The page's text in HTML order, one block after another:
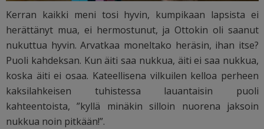
Kerran kaikki meni tosi hyvin, kumpikaan lapsista ei
herättänyt mua, ei hermostunut, ja Ottokin oli saanut
nukuttua hyvin. Arvatkaa moneltako heräsin, ihan itse?
Puoli kahdeksan. Kun äiti saa nukkua, äiti ei saa nukkua,
koska äiti ei osaa. Kateellisena vilkuilen kelloa perheen
kaksilahkeisen tuhistessa lauantaisin puoli
kahteentoista, ”kyllä minäkin silloin nuorena jaksoin
nukkua noin pitkään!”.